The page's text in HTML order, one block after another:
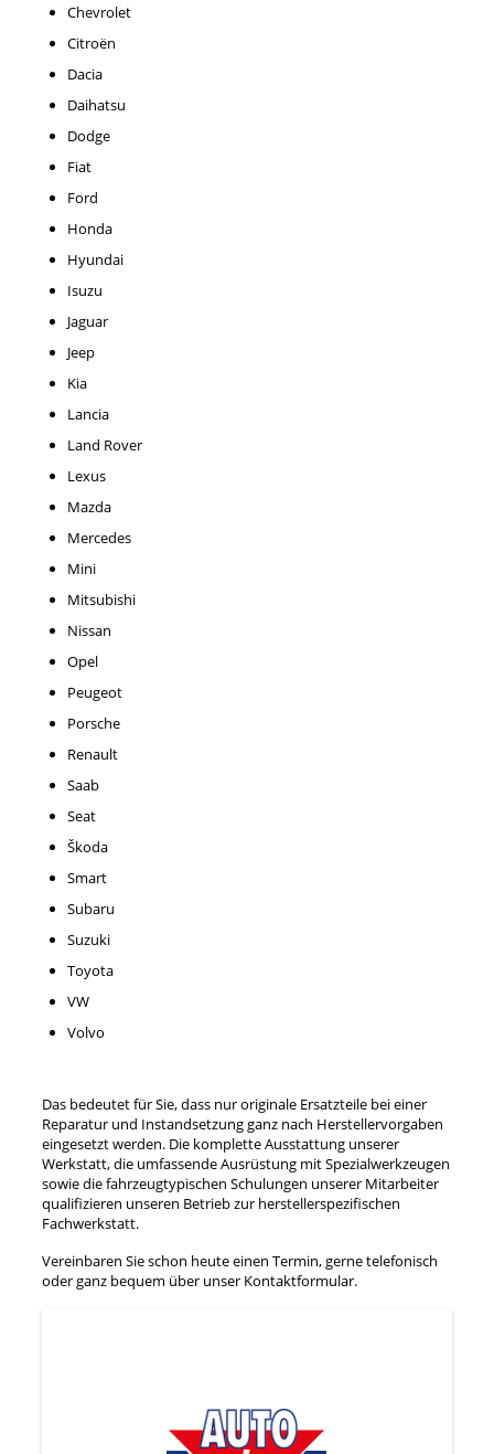
Chevrolet
Citroën
Dacia
Daihatsu
Dodge
Fiat
Ford
Honda
Hyundai
Isuzu
Jaguar
Jeep
Kia
Lancia
Land Rover
Lexus
Mazda
Mercedes
Mini
Mitsubishi
Nissan
Opel
Peugeot
Porsche
Renault
Saab
Seat
Škoda
Smart
Subaru
Suzuki
Toyota
VW
Volvo
Das bedeutet für Sie, dass nur originale Ersatzteile bei einer
Reparatur und Instandsetzung ganz nach Herstellervorgaben
eingesetzt werden. Die komplette Ausstattung unserer
Werkstatt, die umfassende Ausrüstung mit Spezialwerkzeugen
sowie die fahrzeugtypischen Schulungen unserer Mitarbeiter
qualifizieren unseren Betrieb zur herstellerspezifischen
Fachwerkstatt.
Vereinbaren Sie schon heute einen Termin, gerne telefonisch
oder ganz bequem über unser Kontaktformular.